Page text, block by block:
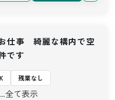
仕事 綺麗な構内で空
です
残業なし
...全て表示